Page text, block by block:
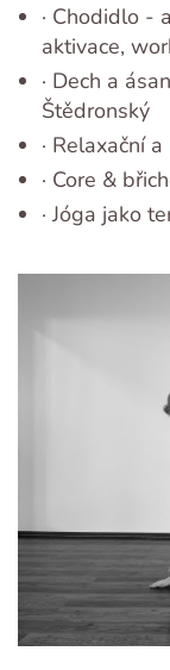
· Chodidlo -
aktivace,
· Dech a
Štědronský
· Relaxační
· Core &
· Jóga jako